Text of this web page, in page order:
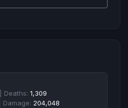
| Deaths: 1,309
| Damage: 204,048